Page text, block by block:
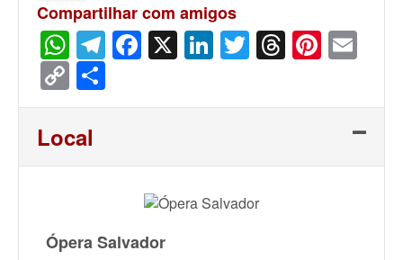
Compartilhar com amigos
WhatsApp
Telegram
Facebook
X LinkedIn
Twitter
Threads
Copy
Link
Local
Ópera Salvador